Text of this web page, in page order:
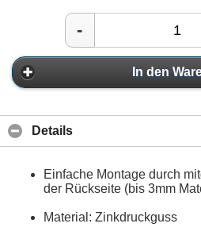
-
In den
Details
Einfache Montage durch
der Rückseite (bis 3mm
Material: Zinkdruckguss